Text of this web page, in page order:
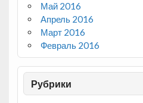
Май 2016
Апрель 2016
Март 2016
Февраль 2016
Рубрики